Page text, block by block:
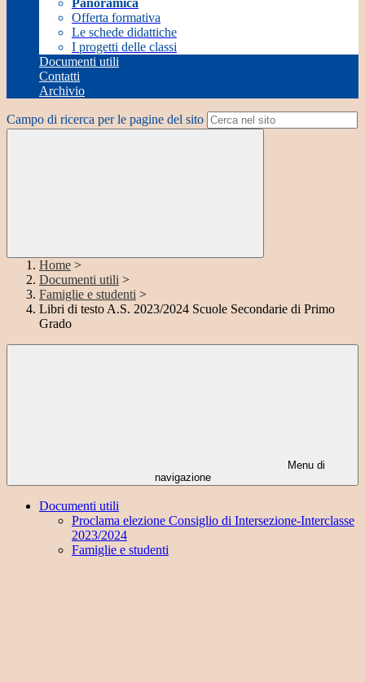
Panoramica
Offerta formativa
Le schede didattiche
I progetti delle classi
Documenti utili
Contatti
Archivio
Campo di ricerca per le pagine del sito
Home >
Documenti utili >
Famiglie e studenti >
Libri di testo A.S. 2023/2024 Scuole Secondarie di Primo
Grado
Menu di
navigazione
Documenti utili
Proclama elezione Consiglio di Intersezione-Interclasse
2023/2024
Famiglie e studenti